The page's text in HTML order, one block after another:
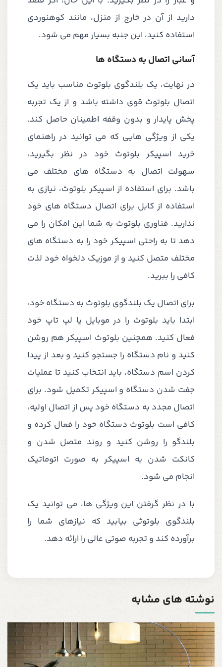
دارید از آن در خارج از منزل، مانند کوهنوردی
استفاده کنید، این جنبه بسیار مهم می شود.
آسانی اتصال به دستگاه ها
در نهایت، یک بلندگوی بلوتوث مناسب باید یک
اتصال بلوتوث قوی داشته باشد و از یک تجربه
پخش پایدار و بدون وقفه اطمینان حاصل کند.
یکی از ویژگی هایی که می توانید در راهنمای
خرید اسپیکر بلوتوث خود در نظر بگیرید،
سهولت اتصال به دستگاه های مختلف می
باشد. برای استفاده از اسپیکر بلوتوث، نیازی به
استفاده از کابل برای اتصال دستگاه های خود
ندارید. فناوری بلوتوث به شما این امکان را می
دهد تا به راحتی اسپیکر خود را به دستگاه های
مختلف متصل کنید و از موزیک دلخواه خود لذت
کافی را ببرید.
برای اتصال یک بلندگوی بلوتوث به دستگاه خود،
ابتدا باید بلوتوث را در موبایل یا لپ تاپ خود
فعال کنید. همچنین بلوتوث اسپیکر هم روشن
کنید و نام دستگاه را جستجو کنید و بعد از پیدا
کردن اسم دستگاه، باید انتخاب کنید تا عملیات
جفت شدن دستگاه و اسپیکر تکمیل شود. برای
اتصال مجدد به دستگاه خود پس از اتصال اولیه،
کافی است بلوتوث دستگاه خود را فعال کرده و
بلندگو را روشن کنید و روند متصل شدن و
کانکت شدن به اسپیکر به صورت اتوماتیک
انجام می شود.
با در نظر گرفتن این ویژگی ها، می توانید یک
بلندگوی بلوتوثی بیابید که نیازهای شما را
برآورده کند و تجربه صوتی عالی را ارائه دهد.
نوشته های مشابه